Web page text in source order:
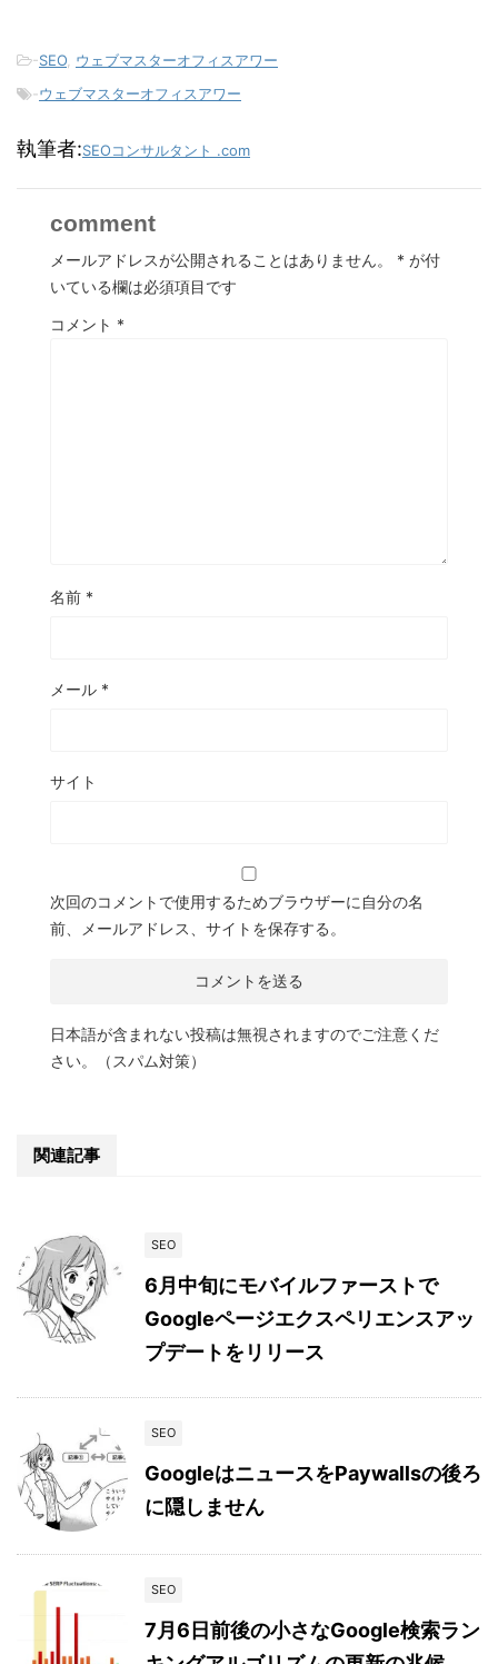
-SEO ウェブマスターオフィスアワー
-ウェブマスターオフィスアワー
執筆者:SEOコンサルタント .com
comment
メールアドレスが公開されることはありません。 * が付
いている欄は必須項目です
コメント *
名前 *
メール *
サイト
次回のコメントで使用するためブラウザーに自分の名
前、メールアドレス、サイトを保存する。
日本語が含まれない投稿は無視されますのでご注意くだ
さい。（スパム対策）
関連記事
SEO
6月中旬にモバイルファーストで
Googleページエクスペリエンスアッ
プデートをリリース
SEO
GoogleはニュースをPaywallsの後ろ
に隠しません
SEO
7月6日前後の小さなGoogle検索ラン